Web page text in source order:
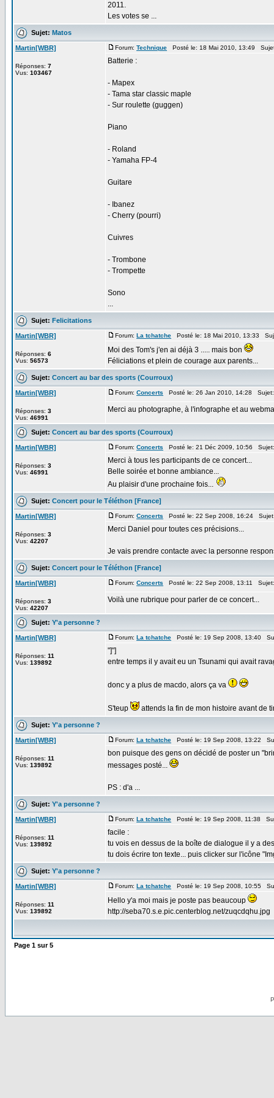
2011.
Les votes se ...
Sujet: Matos
Martin[WBR]
Réponses: 7
Vus: 103467
Forum: Technique Posté le: 18 Mai 2010, 13:49
Batterie :
- Mapex
- Tama star classic maple
- Sur roulette (guggen)
Piano
- Roland
- Yamaha FP-4
Guitare
- Ibanez
- Cherry (pourri)
Cuivres
- Trombone
- Trompette
Sono
...
Sujet: Felicitations
Martin[WBR]
Réponses: 6
Vus: 56573
Forum: La tchatche Posté le: 18 Mai 2010, 13:33
Moi des Tom's j'en ai déjà 3 ..... mais bon
Féliciations et plein de courage aux parents...
Sujet: Concert au bar des sports (Courroux)
Martin[WBR]
Réponses: 3
Vus: 46991
Forum: Concerts Posté le: 26 Jan 2010, 14:28
Merci au photographe, à l'infographe et au
Sujet: Concert au bar des sports (Courroux)
Martin[WBR]
Réponses: 3
Vus: 46991
Forum: Concerts Posté le: 21 Déc 2009, 10:56
Merci à tous les participants de ce concert...
Belle soirée et bonne ambiance...
Au plaisir d'une prochaine fois...
Sujet: Concert pour le Téléthon [France]
Martin[WBR]
Réponses: 3
Vus: 42207
Forum: Concerts Posté le: 22 Sep 2008, 16:24
Merci Daniel pour toutes ces précisions...
Je vais prendre contacte avec la personne
Sujet: Concert pour le Téléthon [France]
Martin[WBR]
Réponses: 3
Vus: 42207
Forum: Concerts Posté le: 22 Sep 2008, 13:11
Voilà une rubrique pour parler de ce concert...
Sujet: Y'a personne ?
Martin[WBR]
Réponses: 11
Vus: 139892
Forum: La tchatche Posté le: 19 Sep 2008, 13:40
"]"]
entre temps il y avait eu un Tsunami qui avait
donc y a plus de macdo, alors ça va
S'teup attends la fin de mon histoire avant de
Sujet: Y'a personne ?
Martin[WBR]
Réponses: 11
Vus: 139892
Forum: La tchatche Posté le: 19 Sep 2008, 13:22
bon puisque des gens on décidé de poster un
messages posté...
PS : d'a ...
Sujet: Y'a personne ?
Martin[WBR]
Réponses: 11
Vus: 139892
Forum: La tchatche Posté le: 19 Sep 2008, 11:38
facile :
tu vois en dessus de la boîte de dialogue il y a
tu dois écrire ton texte... puis clicker sur l'icône
Sujet: Y'a personne ?
Martin[WBR]
Réponses: 11
Vus: 139892
Forum: La tchatche Posté le: 19 Sep 2008, 10:55
Hello y'a moi mais je poste pas beaucoup
http://seba70.s.e.pic.centerblog.net/zuqcdqhu.jpg
Page 1 sur5